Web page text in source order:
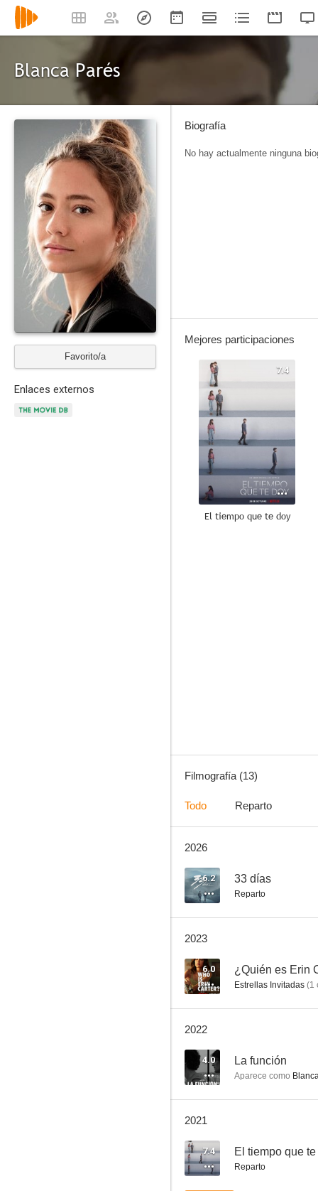
Blanca Parés
Favorito/a
Enlaces externos
Biografía
No hay actualmente ninguna
Mejores participaciones
7.4
El tiempo que te doy
¿Quién es Erin Carter?
Filmografía (13)
Todo Reparto
2026
6.2 33 días
Reparto
2023
6.0 ¿Quién es Erin
Estrellas Invitadas (1
2022
4.0 La función
Aparece como
2021
7.4 El tiempo que
Reparto